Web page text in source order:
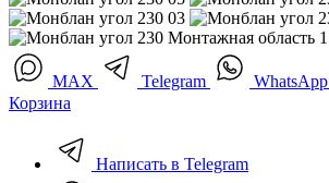
MAX Telegram WhatsApp
Корзина
Написать в Telegram